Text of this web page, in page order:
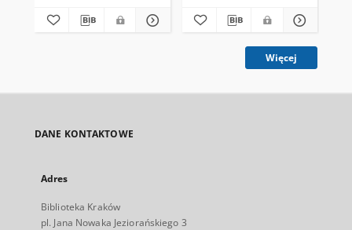
Więcej
DANE KONTAKTOWE
Adres
Biblioteka Kraków
pl. Jana Nowaka Jeziorańskiego 3